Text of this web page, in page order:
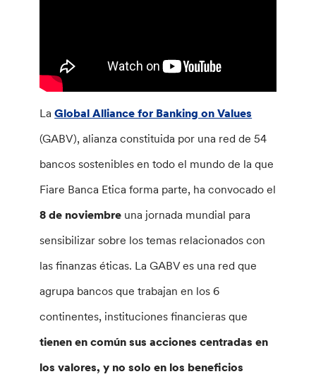
LaGlobal Alliance for Banking on Values
(GABV), alianza constituida por una red de 54
bancos sostenibles en todo el mundo de la que
Fiare Banca Etica forma parte, ha convocado el
8 de noviembre una jornada mundial para
sensibilizar sobre los temas relacionados con
las finanzas éticas. La GABV es una red que
agrupa bancos que trabajan en los 6
continentes, instituciones financieras que
tienen en común sus acciones centradas en
los valores, y no solo en los beneficios